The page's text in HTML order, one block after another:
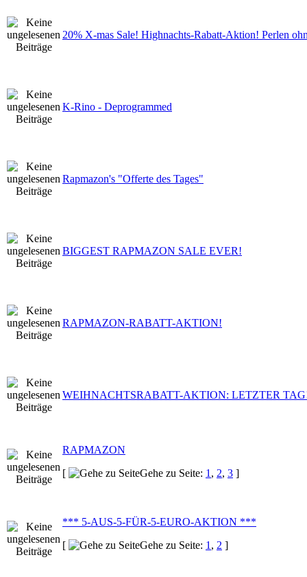
20% X-mas Sale! Highnachts-Rabatt-Aktion! Perlen
K-Rino - Deprogrammed
Rapmazon's "Offerte des Tages"
BIGGEST RAPMAZON SALE EVER!
RAPMAZON-RABATT-AKTION!
WEIHNACHTSRABATT-AKTION: LETZTER
RAPMAZON
[
Gehe zu Seite: 1 , 2, 3 ]
*** 5-AUS-5-FÜR-5-EURO-AKTION ***
[
Gehe zu Seite: 1 , 2 ]